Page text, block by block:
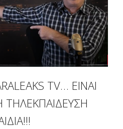
TV… ΕΙΝΑΙ
ΤΗΛΕΚΠΑΙΔΕΥΣΗ